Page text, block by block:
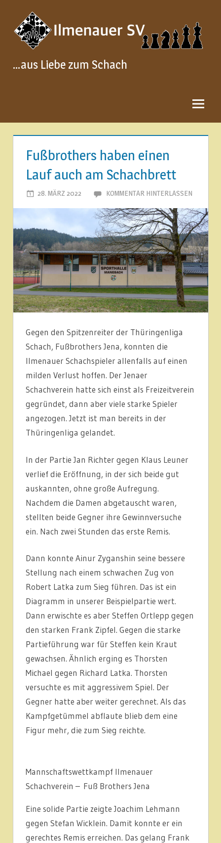
Inhalt
springen
…aus Liebe zum Schach
Fußbrothers haben einen
Lauf auch am Schachbrett
28. MÄRZ 2022 JOACHIM LEHMANN
KOMMENTAR HINTERLASSEN
Gegen den Spitzenreiter der Thüringenliga
Schach, Fußbrothers Jena, konnten die
Ilmenauer Schachspieler allenfalls auf einen
milden Verlust hoffen. Der Jenaer
Schachverein hatte sich einst als Freizeitverein
gegründet, dann aber viele starke Spieler
angezogen. Jetzt ist man bereits in der
Thüringenliga gelandet.
In der Partie Jan Richter gegen Klaus Leuner
verlief die Eröffnung, in der sich beide gut
auskannten, ohne große Aufregung.
Nachdem die Damen abgetauscht waren,
stellten beide Gegner ihre Gewinnversuche
ein. Nach zwei Stunden das erste Remis.
Dann konnte Ainur Zyganshin seine bessere
Stellung nach einem schwachen Zug von
Robert Latka zum Sieg führen. Das ist ein
Diagramm in unserer Beispielpartie wert.
Dann erwischte es aber Steffen Ortlepp gegen
den starken Frank Zipfel. Gegen die starke
Partieführung war für Steffen kein Kraut
gewachsen. Ähnlich erging es Thorsten
Michael gegen Richard Latka. Thorsten
versuchte es mit aggressivem Spiel. Der
Gegner hatte aber weiter gerechnet. Als das
Kampfgetümmel abflaute blieb dem eine
Figur mehr, die zum Sieg reichte.
Mannschaftswettkampf Ilmenauer
Schachverein – Fuß Brothers Jena
Eine solide Partie zeigte Joachim Lehmann
gegen Stefan Wicklein. Damit konnte er ein
gerechtes Remis erreichen. Das gelang Frank